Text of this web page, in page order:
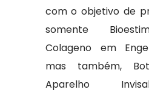
com o objetivo de
somente
Colageno em
mas também,
Aparelho